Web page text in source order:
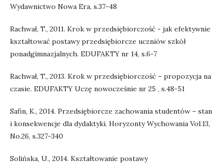
Wydawnictwo Nowa Era, s.37-48
Rachwał, T., 2011. Krok w przedsiębiorczość - jak efektywnie
kształtować postawy przedsiębiorcze uczniów szkół
ponadgimnazjalnych. EDUFAKTY nr 14, s.6-7
Rachwał, T., 2013. Krok w przedsiębiorczość – propozycja na
czasie. EDUFAKTY Uczę nowocześnie nr 25 , s.48-51
Safin, K., 2014. Przedsiębiorcze zachowania studentów – stan
i konsekwencje dla dydaktyki. Horyzonty Wychowania Vol.13,
No.26, s.327-340
Solińska, U., 2014. Kształtowanie postawy